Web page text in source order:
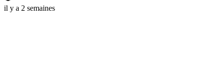
il y a 2 semaines